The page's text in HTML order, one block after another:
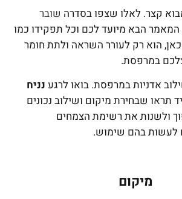
קצר. לאלו שצפו בסדרה שובר
הבא מיועד לכם וכל תפקידו כמו
הוא רק לעורר השראה ולתת חומר
במרפסת.
אדניות במרפסת. בואו לרגע נניח
תראו שבחירת מיקום ושילוב נכונים
ולשנות את רשימת הצמחים
בהם שימוש.
מיקום